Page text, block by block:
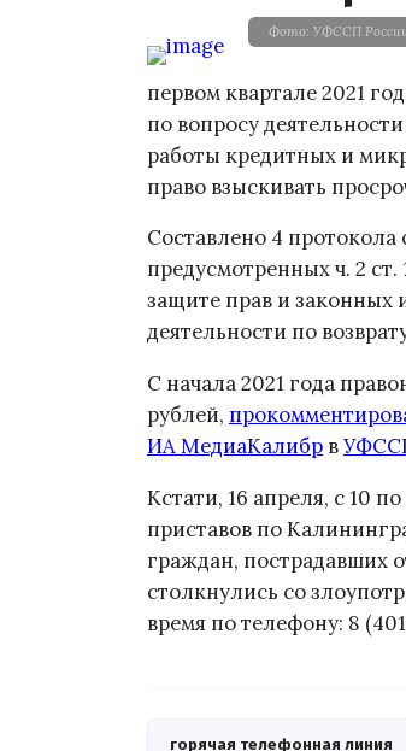
Фото: УФССП России
первом квартале 2021
по вопросу
работы кредитных и
право взыскивать
Составлено 4
предусмотренных ч. 2
защите прав и законных
деятельности по
С начала 2021 года
рублей,
ИА МедиаКалибр в
Кстати, 16 апреля, с 10
приставов по
граждан, пострадавших
столкнулись со
время по телефону: 8
горячая телефонная линия